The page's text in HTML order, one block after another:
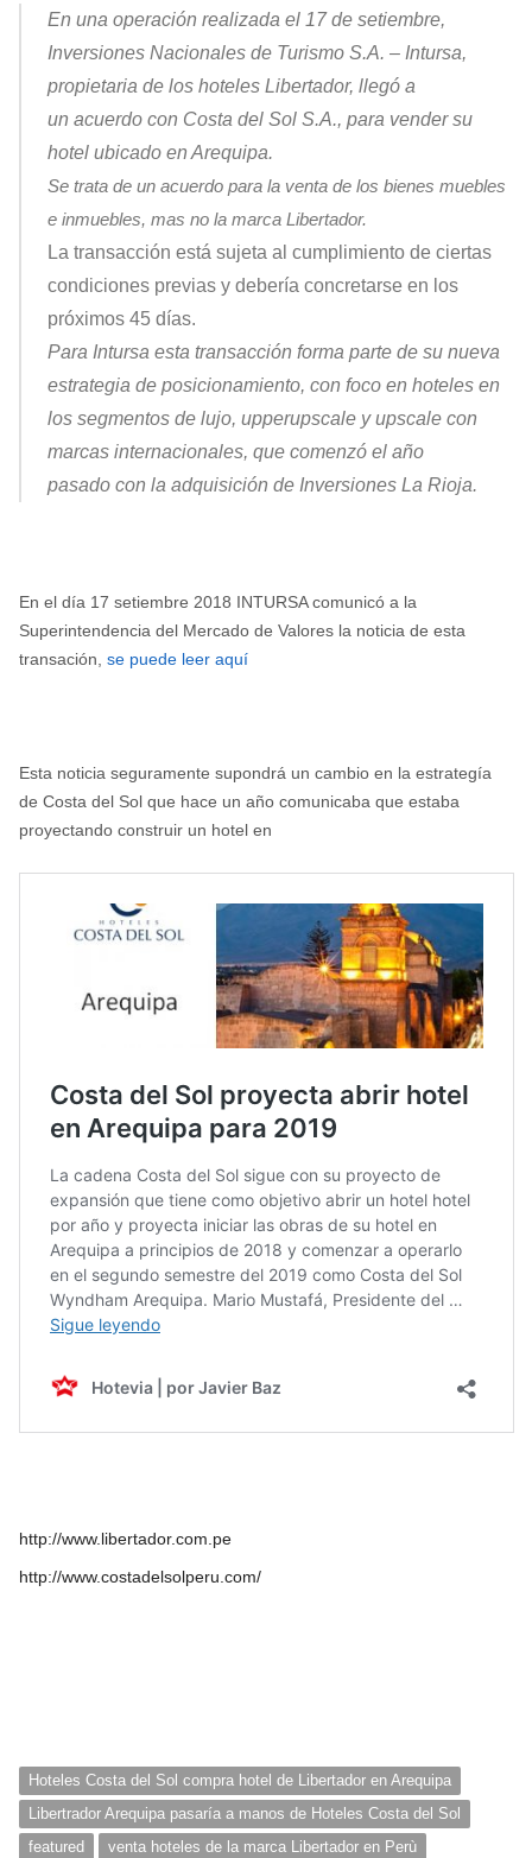
En una operación realizada el 17 de setiembre,
Inversiones Nacionales de Turismo S.A. – Intursa,
propietaria de los hoteles Libertador, llegó a
un acuerdo con Costa del Sol S.A., para vender su
hotel ubicado en Arequipa.
Se trata de un acuerdo para la venta de los bienes muebles
e inmuebles, mas no la marca Libertador.
La transacción está sujeta al cumplimiento de ciertas
condiciones previas y debería concretarse en los
próximos 45 días.
Para Intursa esta transacción forma parte de su nueva
estrategia de posicionamiento, con foco en hoteles en
los segmentos de lujo, upperupscale y upscale con
marcas internacionales, que comenzó el año
pasado con la adquisición de Inversiones La Rioja.
En el día 17 setiembre 2018 INTURSA comunicó a la
Superintendencia del Mercado de Valores la noticia de esta
transación, se puede leer aquí
Esta noticia seguramente supondrá un cambio en la estrategía
de Costa del Sol que hace un año comunicaba que estaba
proyectando construir un hotel en
http://www.libertador.com.pe
http://www.costadelsolperu.com/
Hoteles Costa del Sol compra hotel de Libertador en Arequipa
Libertrador Arequipa pasaría a manos de Hoteles Costa del Sol
featured
venta hoteles de la marca Libertador en Perù